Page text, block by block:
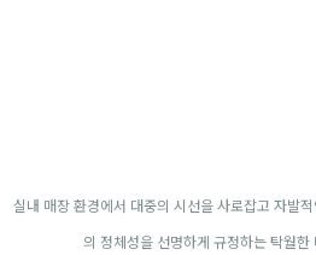
실내 매장 환경에서 대중의 시선을 사로잡고 자발
의 정체성을 선명하게 규정하는 탁월